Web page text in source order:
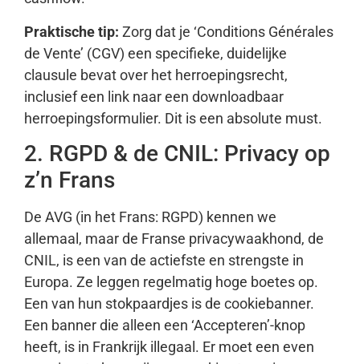
Praktische tip: Zorg dat je ‘Conditions Générales
de Vente’ (CGV) een specifieke, duidelijke
clausule bevat over het herroepingsrecht,
inclusief een link naar een downloadbaar
herroepingsformulier. Dit is een absolute must.
2. RGPD & de CNIL: Privacy op
z’n Frans
De AVG (in het Frans: RGPD) kennen we
allemaal, maar de Franse privacywaakhond, de
CNIL, is een van de actiefste en strengste in
Europa. Ze leggen regelmatig hoge boetes op.
Een van hun stokpaardjes is de cookiebanner.
Een banner die alleen een ‘Accepteren’-knop
heeft, is in Frankrijk illegaal. Er moet een even